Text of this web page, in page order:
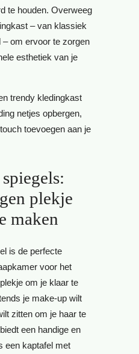
te houden. Overweeg
– van klassiek
– om ervoor te zorgen
esthetiek van je
trendy kledingkast
netjes opbergen,
toevoegen aan je
plekje
maken
is de perfecte
voor het
om je klaar te
je make-up wilt
zitten om je haar te
een handige en
een kaptafel met